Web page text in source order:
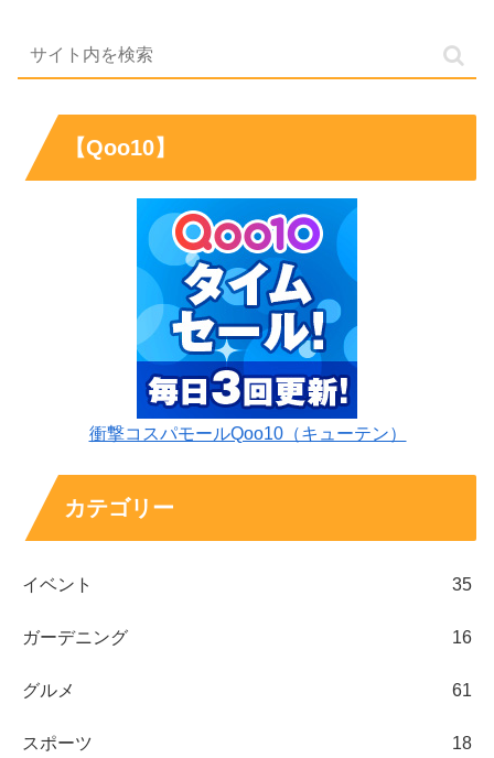
【Qoo10】
衝撃コスパモールQoo10（キューテン）
カテゴリー
イベント 35
ガーデニング 16
グルメ 61
スポーツ 18